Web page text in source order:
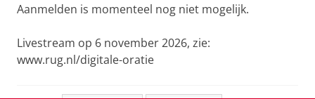
Aanmelden is momenteel nog niet mogelijk.
Livestream op 6 november 2026, zie:
www.rug.nl/digitale-oratie